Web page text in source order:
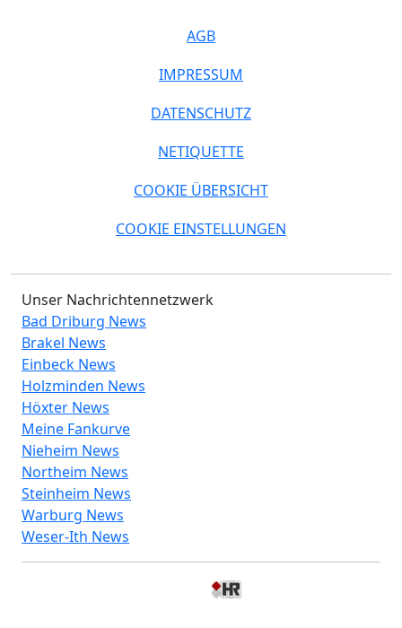
AGB
IMPRESSUM
DATENSCHUTZ
NETIQUETTE
COOKIE ÜBERSICHT
COOKIE EINSTELLUNGEN
Unser Nachrichtennetzwerk
Bad Driburg News
Brakel News
Einbeck News
Holzminden News
Höxter News
Meine Fankurve
Nieheim News
Northeim News
Steinheim News
Warburg News
Weser-Ith News